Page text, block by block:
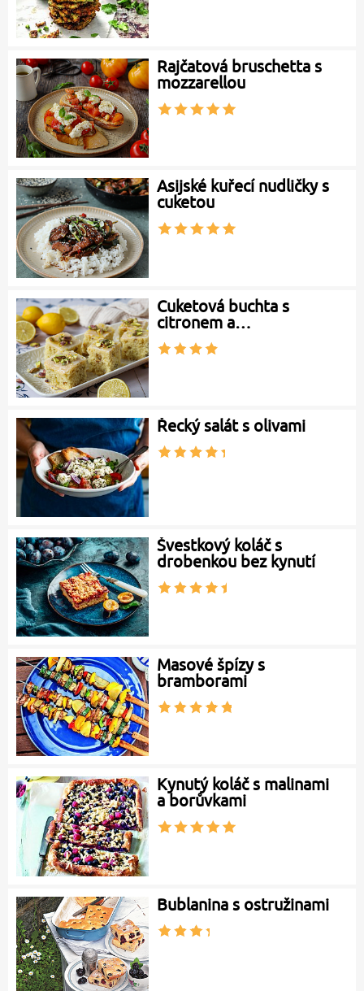
Rajčatová bruschetta s
mozzarellou
Asijské kuřecí nudličky s
cuketou
Cuketová buchta s
citronem a…
Řecký salát s olivami
Švestkový koláč s
drobenkou bez kynutí
Masové špízy s
bramborami
Kynutý koláč s malinami
a borůvkami
Bublanina s ostružinami